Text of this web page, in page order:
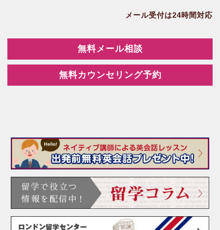
メール受付は24時間対応
無料メール相談
無料カウンセリング予約